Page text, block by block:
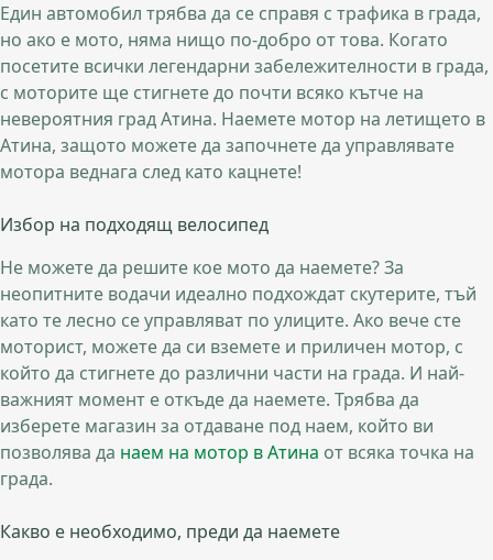
Един автомобил трябва да се справя с трафика в града,
но ако е мото, няма нищо по-добро от това. Когато
посетите всички легендарни забележителности в града,
с моторите ще стигнете до почти всяко кътче на
невероятния град Атина. Наемете мотор на летището в
Атина, защото можете да започнете да управлявате
мотора веднага след като кацнете!
Избор на подходящ велосипед
Не можете да решите кое мото да наемете? За
неопитните водачи идеално подхождат скутерите, тъй
като те лесно се управляват по улиците. Ако вече сте
моторист, можете да си вземете и приличен мотор, с
който да стигнете до различни части на града. И най-
важният момент е откъде да наемете. Трябва да
изберете магазин за отдаване под наем, който ви
позволява да наем на мотор в Атина от всяка точка на
града.
Какво е необходимо, преди да наемете